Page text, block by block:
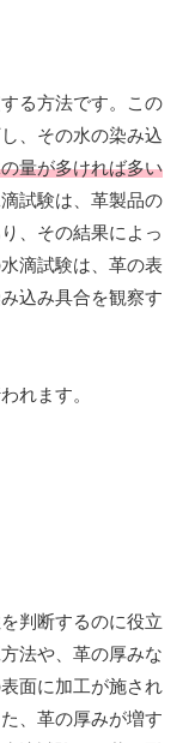
る方法です。この
、その水の染み込
量が多ければ多い
試験は、革製品の
、その結果によっ
滴試験は、革の表
込み具合を観察す
れます。
判断するのに役立
法や、革の厚みな
面に加工が施され
、革の厚みが増す